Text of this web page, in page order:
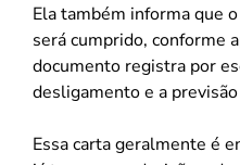
Ela também informa que
será cumprido, conforme
documento registra por
desligamento e a
Essa carta geralmente é